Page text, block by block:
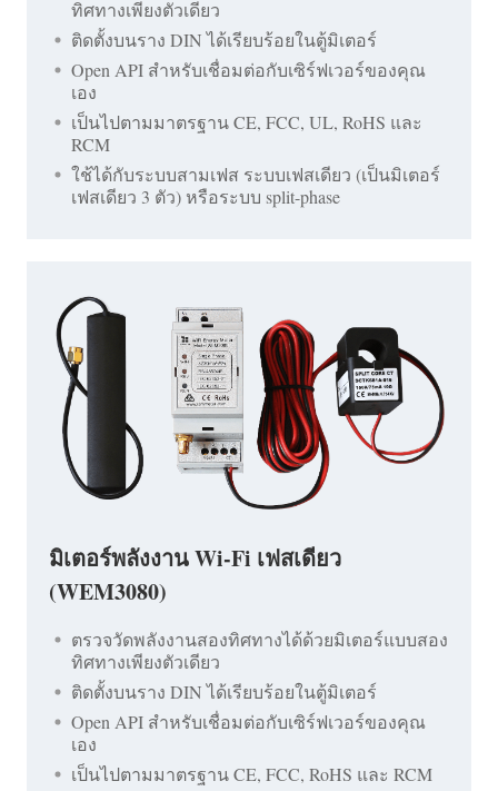
ทิศทางเพียงตัวเดียว
ติดตั้งบนราง DIN ได้เรียบร้อยในตู้มิเตอร์
Open API สำหรับเชื่อมต่อกับเซิร์ฟเวอร์ของคุณ
เอง
เป็นไปตามมาตรฐาน CE, FCC, UL, RoHS และ
RCM
ใช้ได้กับระบบสามเฟส ระบบเฟสเดียว (เป็นมิเตอร์
เฟสเดียว 3 ตัว) หรือระบบ split-phase
มิเตอร์พลังงาน Wi-Fi เฟสเดียว
(WEM3080)
ตรวจวัดพลังงานสองทิศทางได้ด้วยมิเตอร์แบบสอง
ทิศทางเพียงตัวเดียว
ติดตั้งบนราง DIN ได้เรียบร้อยในตู้มิเตอร์
Open API สำหรับเชื่อมต่อกับเซิร์ฟเวอร์ของคุณ
เอง
เป็นไปตามมาตรฐาน CE, FCC, RoHS และ RCM